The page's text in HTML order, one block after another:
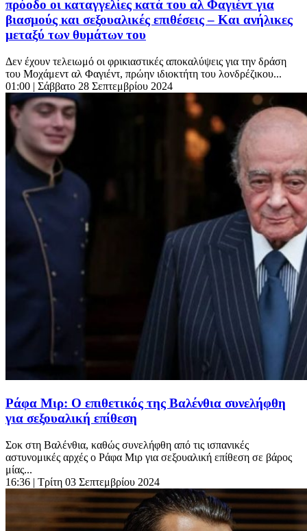
πρόοδο οι καταγγελίες κατά του αλ Φαγιέντ για
βιασμούς και σεξουαλικές επιθέσεις – Και ανήλικες
μεταξύ των θυμάτων του
Δεν έχουν τελειωμό οι φρικιαστικές αποκαλύψεις για την δράση
του Μοχάμεντ αλ Φαγιέντ, πρώην ιδιοκτήτη του λονδρέζικου...
01:00 | Σάββατο 28 Σεπτεμβρίου 2024
Ράφα Μιρ: Ο επιθετικός της Βαλένθια συνελήφθη
για σεξουαλική επίθεση
Σοκ στη Βαλένθια, καθώς συνελήφθη από τις ισπανικές
αστυνομικές αρχές ο Ράφα Μιρ για σεξουαλική επίθεση σε βάρος
μίας...
16:36 | Τρίτη 03 Σεπτεμβρίου 2024